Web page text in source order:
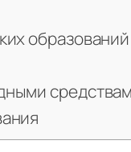
образований